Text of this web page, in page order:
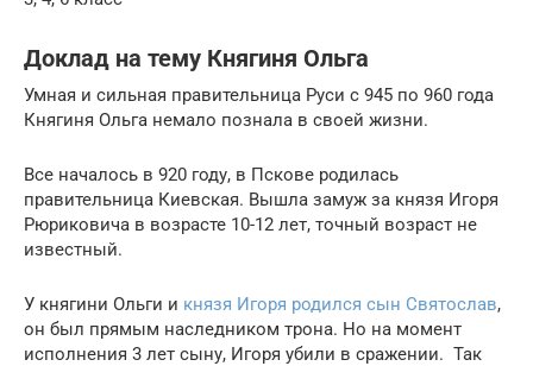
Доклад на тему Княгиня Ольга
Умная и сильная правительница Руси с 945 по 960 года
Княгиня Ольга немало познала в своей жизни.
Все началось в 920 году, в Пскове родилась
правительница Киевская. Вышла замуж за князя Игоря
Рюриковича в возрасте 10-12 лет, точный возраст не
известный.
У княгини Ольги и князя Игоря родился сын Святослав,
он был прямым наследником трона. Но на момент
исполнения 3 лет сыну, Игоря убили в сражении. Так